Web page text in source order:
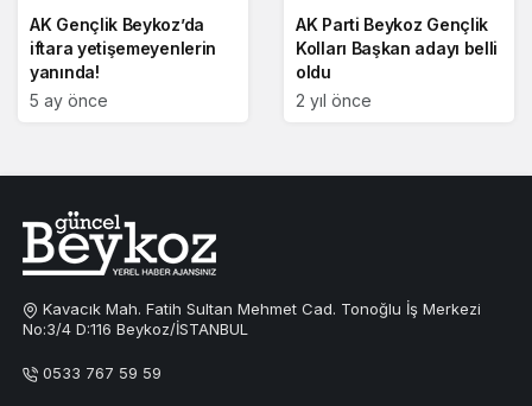
AK Gençlik Beykoz’da
iftara yetişemeyenlerin
yanında!
5 ay önce
AK Parti Beykoz Gençlik
Kolları Başkan adayı belli
oldu
2 yıl önce
Kavacık Mah. Fatih Sultan Mehmet Cad. Tonoğlu İş Merkezi
No:3/4 D:116 Beykoz/İSTANBUL
0533 767 59 59